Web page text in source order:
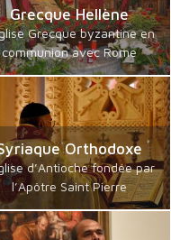
Grecque Hellène
Grecque byzantine en
communion avec Rome
Orthodoxe
d’Antioche fondée par
l’Apôtre Saint Pierre